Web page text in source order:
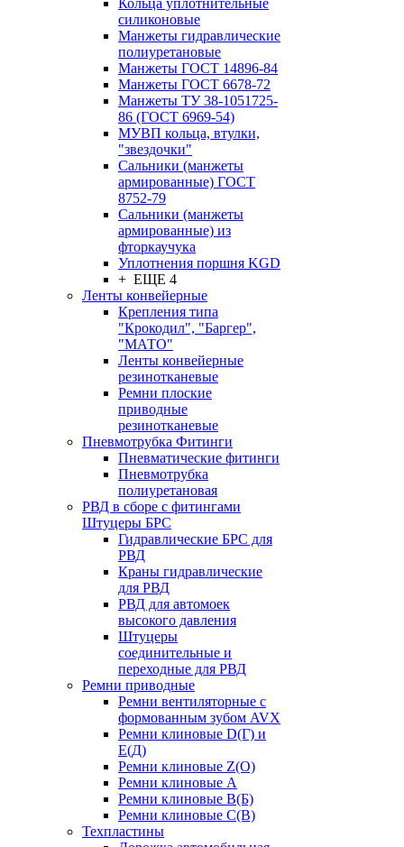
Кольца уплотнительные
силиконовые
Манжеты гидравлические
полиуретановые
Манжеты ГОСТ 14896-84
Манжеты ГОСТ 6678-72
Манжеты ТУ 38-1051725-
86 (ГОСТ 6969-54)
МУВП кольца, втулки,
"звездочки"
Сальники (манжеты
армированные) ГОСТ
8752-79
Сальники (манжеты
армированные) из
фторкаучука
Уплотнения поршня KGD
+ ЕЩЕ 4
Ленты конвейерные
Крепления типа
"Крокодил", "Баргер",
"МАТО"
Ленты конвейерные
резинотканевые
Ремни плоские
приводные
резинотканевые
Пневмотрубка Фитинги
Пневматические фитинги
Пневмотрубка
полиуретановая
РВД в сборе с фитингами
Штуцеры БРС
Гидравлические БРС для
РВД
Краны гидравлические
для РВД
РВД для автомоек
высокого давления
Штуцеры
соединительные и
переходные для РВД
Ремни приводные
Ремни вентиляторные с
формованным зубом AVX
Ремни клиновые D(Г) и
Е(Д)
Ремни клиновые Z(О)
Ремни клиновые А
Ремни клиновые В(Б)
Ремни клиновые С(В)
Техпластины